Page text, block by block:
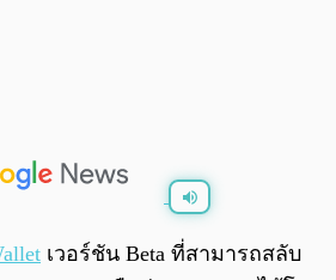
0:00
เวอร์ชัน Beta ที่สามารถสลับ